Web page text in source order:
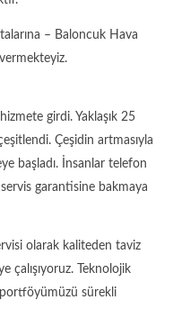
– Baloncuk Hava
girdi. Yaklaşık 25
Çeşidin artmasıyla
başladı. İnsanlar telefon
garantisine bakmaya
olarak kaliteden taviz
çalışıyoruz. Teknolojik
sürekli